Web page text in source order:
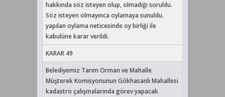
hakkında söz isteyen olup, olmadığı soruldu.
Söz isteyen olmayınca oylamaya sunuldu.
yapılan oylama neticesinde oy birliği ile
kabulüne karar verildi.
KARAR 49
Belediyemiz Tarım Orman ve Mahalle
Müşterek Komisyonunun Gökhasanlı Mahallesi
kadastro çalışmalarında görev yapacak